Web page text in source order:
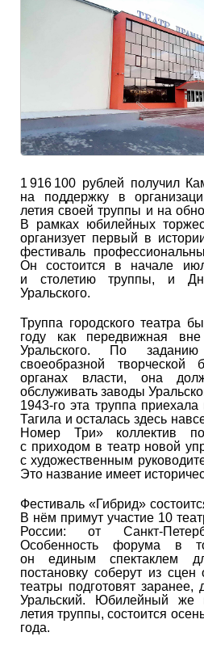
1 916 100 рублей получил
на поддержку в
летия своей труппы и на
В рамках юбилейных
организует первый в
фестиваль
Он состоится в начале
и столетию труппы, и
Уральского.
Труппа городского театра
году как передвижная
Уральского. По
своеобразной творческой
органах власти, она
обслуживать заводы
1943-го эта труппа
Тагила и осталась здесь
Номер Три» коллектив
с приходом в театр новой
с художественным
Это название имеет
Фестиваль «Гибрид»
В нём примут участие 10
России: от Санкт-
Особенность форума в
он единым спектаклем
постановку соберут из
театры подготовят заранее,
Уральский. Юбилейный же
летия труппы, состоится
года.